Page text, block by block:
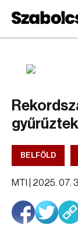
BELFÖLD
MTI | 2025. 07.